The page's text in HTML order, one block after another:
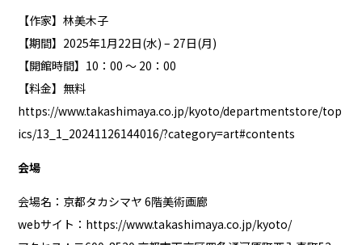
【作家】林美木子
【期間】2025年1月22日(水) – 27日(月)
【開館時間】10：00 ～ 20：00
【料金】無料
https://www.takashimaya.co.jp/kyoto/departmentstore/top
ics/13_1_20241126144016/?category=art#contents
会場
会場名：京都タカシマヤ 6階美術画廊
webサイト： https://www.takashimaya.co.jp/kyoto/